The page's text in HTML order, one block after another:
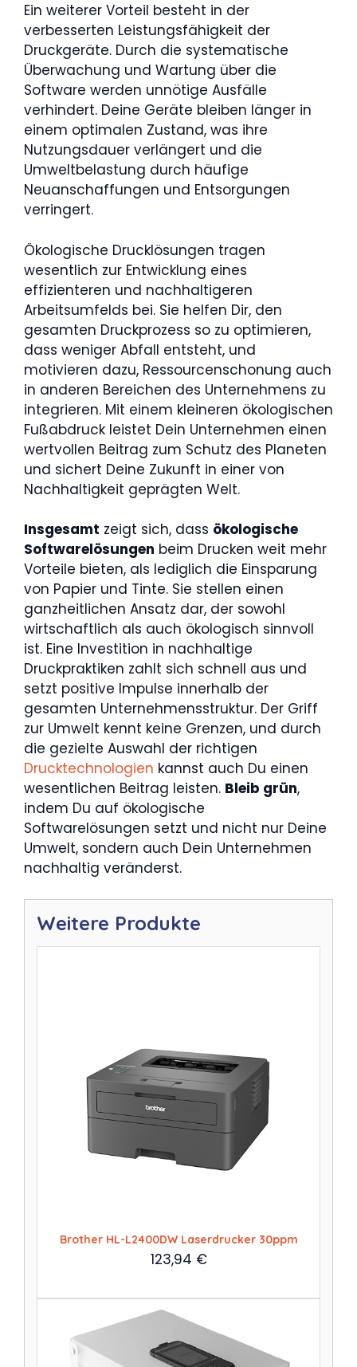
Ein weiterer Vorteil besteht in der
verbesserten Leistungsfähigkeit der
Druckgeräte. Durch die systematische
Überwachung und Wartung über die
Software werden unnötige Ausfälle
verhindert. Deine Geräte bleiben länger in
einem optimalen Zustand, was ihre
Nutzungsdauer verlängert und die
Umweltbelastung durch häufige
Neuanschaffungen und Entsorgungen
verringert.
Ökologische Drucklösungen tragen
wesentlich zur Entwicklung eines
effizienteren und nachhaltigeren
Arbeitsumfelds bei. Sie helfen Dir, den
gesamten Druckprozess so zu optimieren,
dass weniger Abfall entsteht, und
motivieren dazu, Ressourcenschonung auch
in anderen Bereichen des Unternehmens zu
integrieren. Mit einem kleineren ökologischen
Fußabdruck leistet Dein Unternehmen einen
wertvollen Beitrag zum Schutz des Planeten
und sichert Deine Zukunft in einer von
Nachhaltigkeit geprägten Welt.
Insgesamt zeigt sich, dass ökologische
Softwarelösungen beim Drucken weit mehr
Vorteile bieten, als lediglich die Einsparung
von Papier und Tinte. Sie stellen einen
ganzheitlichen Ansatz dar, der sowohl
wirtschaftlich als auch ökologisch sinnvoll
ist. Eine Investition in nachhaltige
Druckpraktiken zahlt sich schnell aus und
setzt positive Impulse innerhalb der
gesamten Unternehmensstruktur. Der Griff
zur Umwelt kennt keine Grenzen, und durch
die gezielte Auswahl der richtigen
Drucktechnologien kannst auch Du einen
wesentlichen Beitrag leisten. Bleib grün,
indem Du auf ökologische
Softwarelösungen setzt und nicht nur Deine
Umwelt, sondern auch Dein Unternehmen
nachhaltig veränderst.
Weitere Produkte
Brother HL-L2400DW Laserdrucker 30ppm
123,94 €